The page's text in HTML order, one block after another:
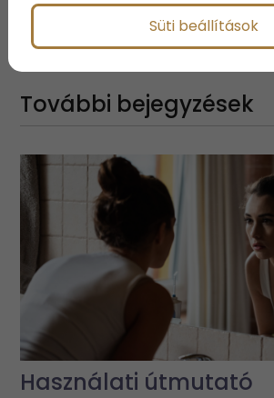
További bejegyzések
Használati útmutató
Süti beállítások